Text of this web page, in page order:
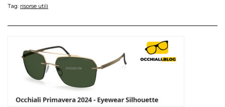
Tag: risorse utili